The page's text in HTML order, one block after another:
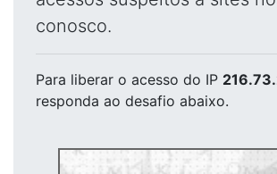
conosco.
Para liberar o acesso do IP
responda ao desafio abaixo.